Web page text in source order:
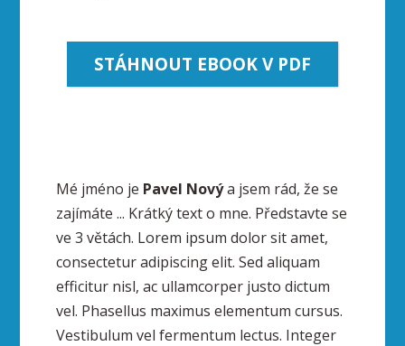
STÁHNOUT EBOOK V PDF
Mé jméno je Pavel Novýa jsem rád, že se
zajímáte ... Krátký text o mne. Představte se
ve 3 větách. Lorem ipsum dolor sit amet,
consectetur adipiscing elit. Sed aliquam
efficitur nisl, ac ullamcorper justo dictum
vel. Phasellus maximus elementum cursus.
Vestibulum vel fermentum lectus. Integer